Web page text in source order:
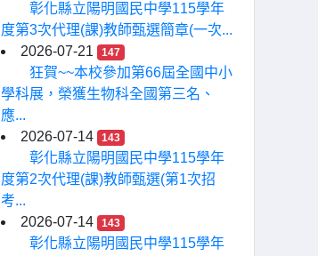
彰化縣立陽明國民中學115學年
度第3次代理(課)教師甄選簡章(一次...
2026-07-21
147
狂賀~~本校參加第66屆全國中小
學科展，榮獲生物科全國第三名、
應...
2026-07-14
143
彰化縣立陽明國民中學115學年
度第2次代理(課)教師甄選(第1次招
考...
2026-07-14
143
彰化縣立陽明國民中學115學年